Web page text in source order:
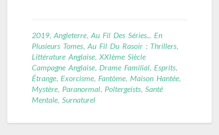
2019, Angleterre, Au Fil Des Séries... En
Plusieurs Tomes, Au Fil Du Rasoir : Thrillers,
Littérature Anglaise, XXIème Siècle
Campagne Anglaise, Drame Familial, Esprits,
Étrange, Exorcisme, Fantôme, Maison Hantée,
Mystère, Paranormal, Poltergeists, Santé
Mentale, Surnaturel